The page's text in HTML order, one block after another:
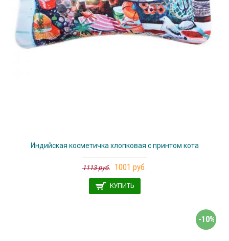
Индийская косметичка хлопковая с принтом кота
1113 руб. 1001 руб.
КУПИТЬ
-10%